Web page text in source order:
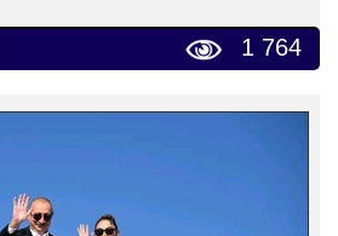
1 764